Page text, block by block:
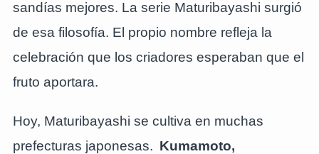
sandías mejores. La serie Maturibayashi surgió
de esa filosofía. El propio nombre refleja la
celebración que los criadores esperaban que el
fruto aportara.
Hoy, Maturibayashi se cultiva en muchas
prefecturas japonesas. Kumamoto,